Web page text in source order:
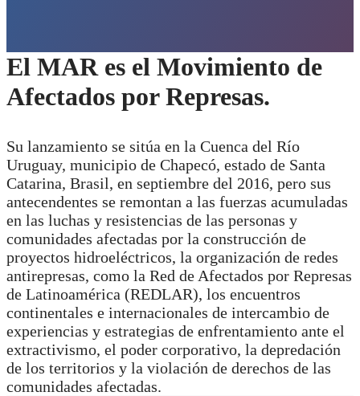
El MAR es el Movimiento de
Afectados por Represas.
Su lanzamiento se sitúa en la Cuenca del Río
Uruguay, municipio de Chapecó, estado de Santa
Catarina, Brasil, en septiembre del 2016, pero sus
antecendentes se remontan a las fuerzas acumuladas
en las luchas y resistencias de las personas y
comunidades afectadas por la construcción de
proyectos hidroeléctricos, la organización de redes
antirepresas, como la Red de Afectados por Represas
de Latinoamérica (REDLAR), los encuentros
continentales e internacionales de intercambio de
experiencias y estrategias de enfrentamiento ante el
extractivismo, el poder corporativo, la depredación
de los territorios y la violación de derechos de las
comunidades afectadas.